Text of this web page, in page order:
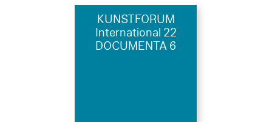
KUNSTFORUM
International 22
DOCUMENTA 6